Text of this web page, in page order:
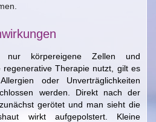
nur körpereigene Zellen und
Therapie nutzt, gilt es
Allergien oder Unverträglichkeiten
werden. Direkt nach der
gerötet und man sieht die
wirkt aufgepolstert. Kleine